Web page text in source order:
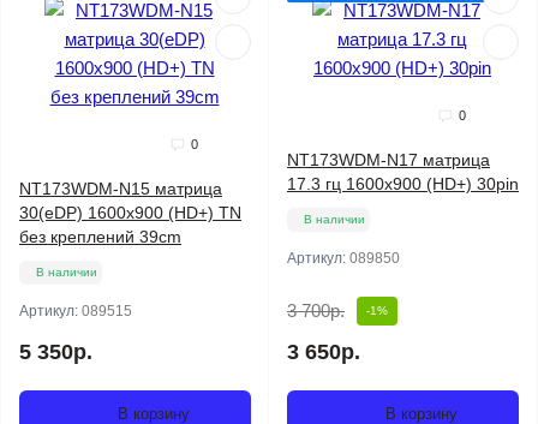
0
NT173WDM-N15 матрица
30(eDP) 1600x900 (HD+) TN
без креплений 39cm
В наличии
Артикул: 089515
5 350р.
В корзину
0
NT173WDM-N17 матрица
17.3 гц 1600x900 (HD+) 30pin
В наличии
Артикул: 089850
3 700р. -1%
3 650р.
В корзину